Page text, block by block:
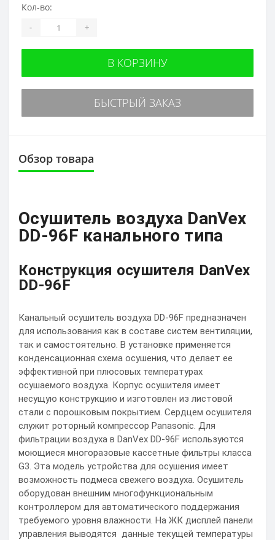
Кол-во:
- +
В КОРЗИНУ
БЫСТРЫЙ ЗАКАЗ
Обзор товара
Осушитель воздуха DanVex
DD-96F канального типа
Конструкция осушителя DanVex
DD-96F
Канальный осушитель воздуха DD-96F предназначен
для использования как в составе систем вентиляции,
так и самостоятельно. В установке применяется
конденсационная схема осушения, что делает ее
эффективной при плюсовых температурах
осушаемого воздуха. Корпус осушителя имеет
несущую конструкцию и изготовлен из листовой
стали с порошковым покрытием. Сердцем осушителя
служит роторный компрессор Panasonic. Для
фильтрации воздуха в DanVex DD-96F используются
моющиеся многоразовые кассетные фильтры класса
G3. Эта модель устройства для осушения имеет
возможность подмеса свежего воздуха. Осушитель
оборудован внешним многофункциональным
контроллером для автоматического поддержания
требуемого уровня влажности. На ЖК дисплей панели
управления выводятся данные текущей температуры